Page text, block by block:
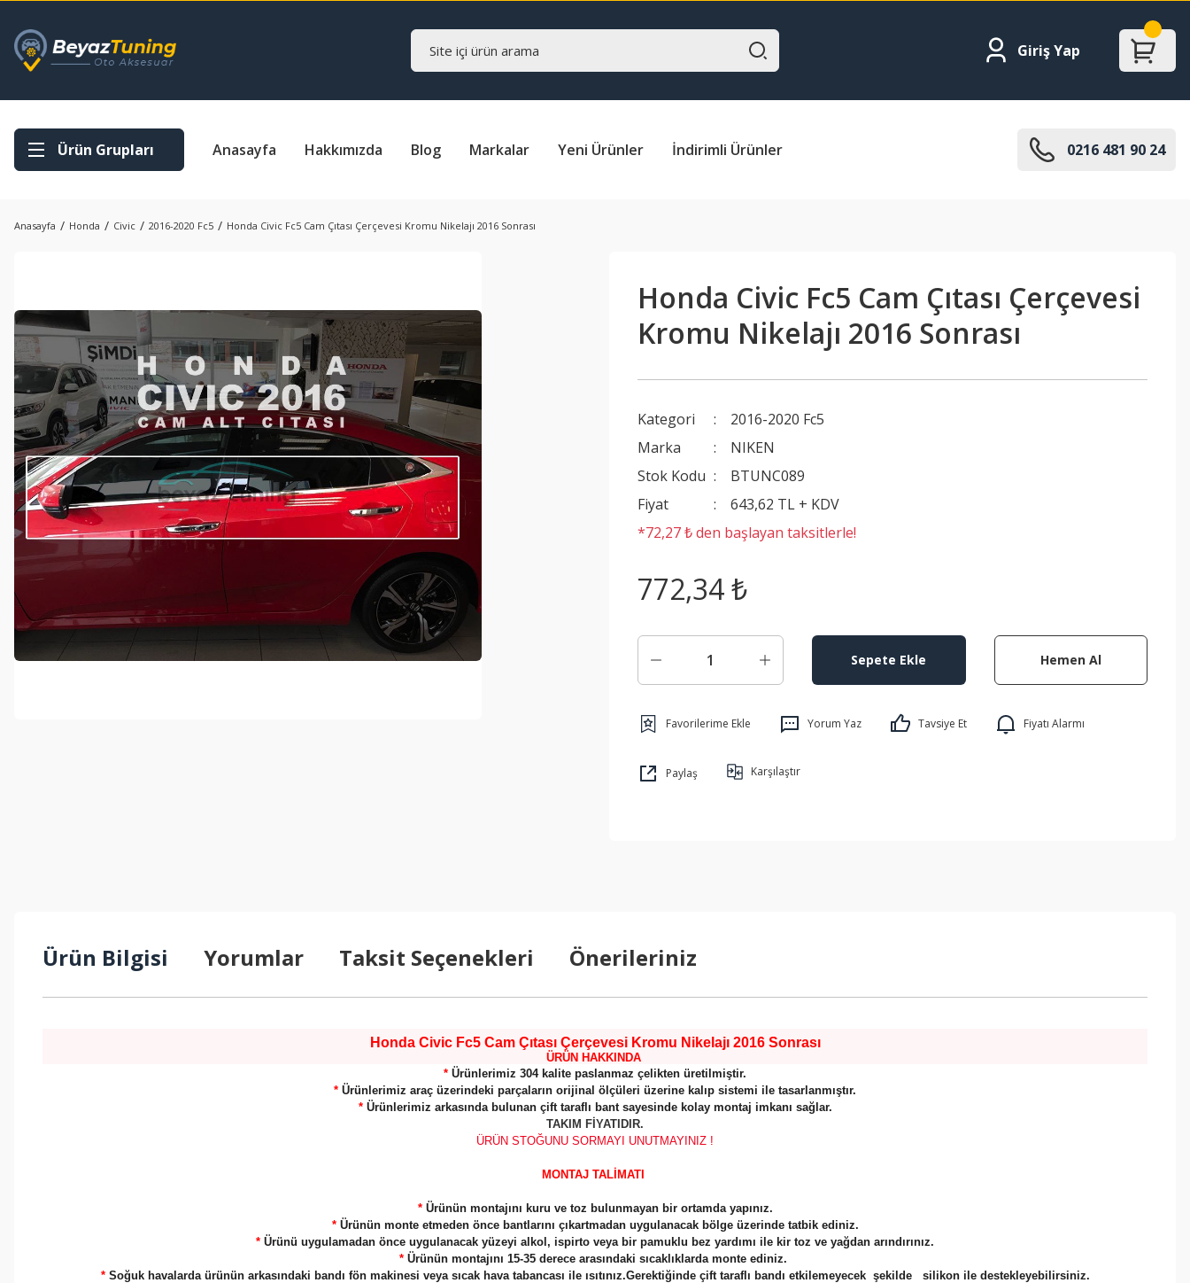
Giriş Yap
Ürün Grupları Anasayfa Hakkımızda Blog Markalar Yeni Ürünler İndirimli Ürünler 0216 481 90 24
Anasayfa Honda Civic 2016-2020 Fc5 Honda Civic Fc5 Cam Çıtası Çerçevesi Kromu Nikelajı 2016 Sonrası
Honda Civic Fc5 Cam Çıtası Çerçevesi
Kromu Nikelajı 2016 Sonrası
Kategori
2016-2020 Fc5
Marka
NIKEN
Stok Kodu
BTUNC089
Fiyat
643,62 TL + KDV
*72,27 ₺ den başlayan taksitlerle!
772,34 ₺
Sepete Ekle Hemen Al
Yorum Yaz Tavsiye Et Fiyatı Alarmı
Paylaş Karşılaştır
Ürün Bilgisi Yorumlar Taksit Seçenekleri Önerileriniz
Honda Civic Fc5 Cam Çıtası Çerçevesi Kromu Nikelajı 2016 Sonrası
ÜRÜN HAKKINDA
* Ürünlerimiz 304 kalite paslanmaz çelikten üretilmiştir.
* Ürünlerimiz araç üzerindeki parçaların orijinal ölçüleri üzerine kalıp sistemi ile tasarlanmıştır.
* Ürünlerimiz arkasında bulunan çift taraflı bant sayesinde kolay montaj imkanı sağlar.
TAKIM FİYATIDIR.
ÜRÜN STOĞUNU SORMAYI UNUTMAYINIZ !
MONTAJ TALİMATI
* Ürünün montajını kuru ve toz bulunmayan bir ortamda yapınız.
* Ürünün monte etmeden önce bantlarını çıkartmadan uygulanacak bölge üzerinde tatbik ediniz.
* Ürünü uygulamadan önce uygulanacak yüzeyi alkol, ispirto veya bir pamuklu bez yardımı ile kir toz ve yağdan arındırınız.
* Ürünün montajını 15-35 derece arasındaki sıcaklıklarda monte ediniz.
*Soğuk havalarda ürünün arkasındaki bandı fön makinesi veya sıcak hava tabancası ile ısıtınız.Gerektiğinde çift taraflı bandı etkilemeyecek şekilde silikon ile destekleyebilirsiniz.